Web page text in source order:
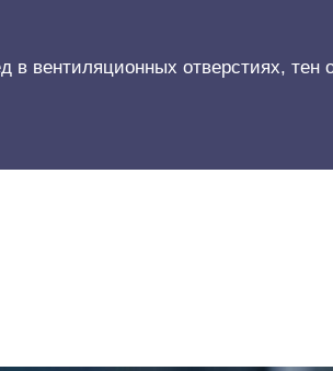
вентиляционных отверстиях, тен